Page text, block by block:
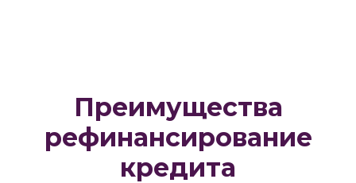
Преимущества
рефинансирование
кредита